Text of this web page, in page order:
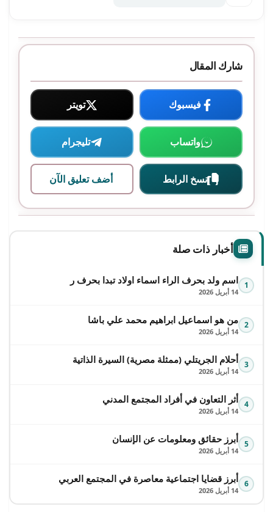
شارك المقال
فيسبوك تويتر
واتساب تليجرام
نسخ الرابط أضف تعليق الآن
أخبار ذات صلة
1 اسم ولد بحرف الراء اسماء اولاد تبدا بحرف ر
14 أبريل 2026
2 من هو اسماعيل ابراهيم محمد علي باشا
14 أبريل 2026
3 أحلام الجريتلي (ممثلة مصرية) السيرة الذاتية
14 أبريل 2026
4 أثر التعاون في أفراد المجتمع المدني
14 أبريل 2026
5 أبرز حقائق ومعلومات عن الإنسان
14 أبريل 2026
6 أبرز قضايا اجتماعية معاصرة في المجتمع العربي
14 أبريل 2026